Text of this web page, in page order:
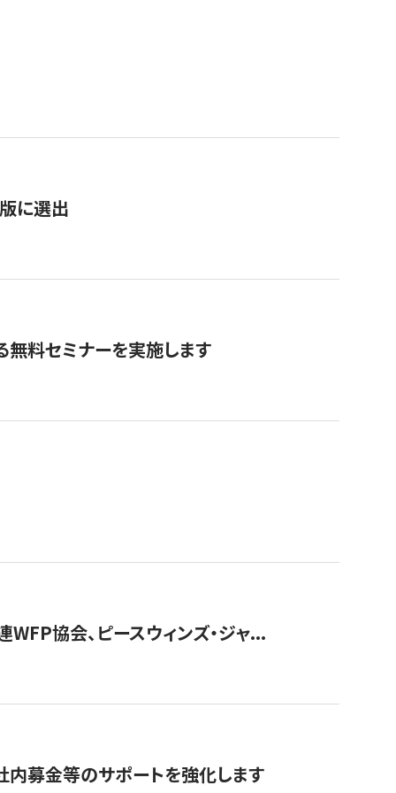
に選出
無料セミナーを実施します
協会、ピースウィンズ・ジャ...
内募金等のサポートを強化します